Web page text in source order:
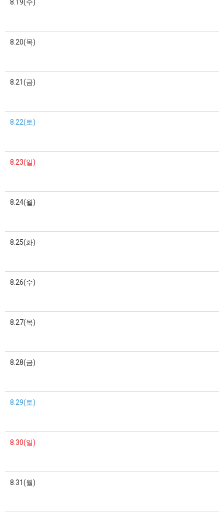
8.19(수)
8.20(목)
8.21(금)
8.22(토)
8.23(일)
8.24(월)
8.25(화)
8.26(수)
8.27(목)
8.28(금)
8.29(토)
8.30(일)
8.31(월)